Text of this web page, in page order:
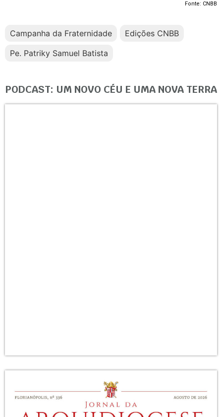
Fonte: CNBB
Campanha da Fraternidade
Edições CNBB
Pe. Patriky Samuel Batista
PODCAST: UM NOVO CÉU E UMA NOVA TERRA